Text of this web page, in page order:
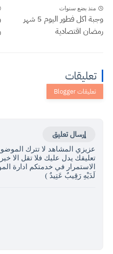
منذ بضع سنوات
وجبة اكل فطور اليوم 5 شهر
رمضان اقتصادية
تعليقات
إرسال تعليق
عزيزي المشاهد لا تترك
تعليقك يدل عليك فلا تقل الا
الاستمرار في خدمتكم ادارة
لَدَيْهِ رَقِيبٌ عَتِيدٌ )